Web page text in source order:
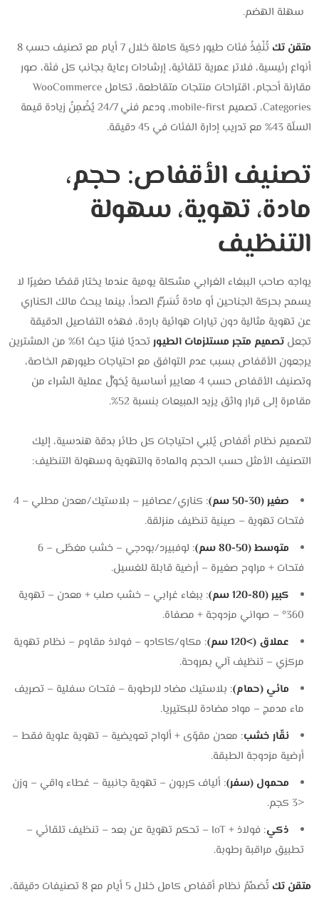
سهلة الهضم.
متقن تك
تُنْفِذُ فئات طيور ذكية كاملة خلال 7 أيام مع تصنيف حسب 8
أنواع رئيسية، فلاتر عمرية تلقائية، إرشادات رعاية بجانب كل فئة، صور
مقارنة أحجام، اقتراحات منتجات متقاطعة، تكامل WooCommerce
Categories، تصميم mobile-first، ودعم فني 24/7 يُضْمِنُ زيادة قيمة
السلّة 43% مع تدريب إدارة الفئات في 45 دقيقة.
تصنيف الأقفاص: حجم،
مادة، تهوية، سهولة
التنظيف
يواجه صاحب الببغاء الغرابي مشكلة يومية عندما يختار قفصًا صغيرًا لا
يسمح بحركة الجناحين أو مادة تُسَرِّعُ الصدأ، بينما يبحث مالك الكناري
عن تهوية مثالية دون تيارات هوائية باردة، فهذه التفاصيل الدقيقة
تجعلتصميم متجر مستلزمات الطيور
تحديًا فنيًا حيث 61% من المشترين
يرجعون الأقفاص بسبب عدم التوافق مع احتياجات طيورهم الخاصة،
وتصنيف الأقفاص حسب 4 معايير أساسية يُحَوِّلُ عملية الشراء من
مقامرة إلى قرار واثق يزيد المبيعات بنسبة 52%.
لتصميم نظام أقفاص يُلبي احتياجات كل طائر بدقة هندسية، إليك
التصنيف الأمثل حسب الحجم والمادة والتهوية وسهولة التنظيف:
صغير (30-50 سم)
: كناري/عصافير – بلاستيك/معدن مطلي – 4
فتحات تهوية – صينية تنظيف منزلقة.
متوسط (50-80 سم)
: لوفبيرد/بودجي – خشب مغطّى – 6
فتحات + مراوح صغيرة – أرضية قابلة للغسيل.
كبير (80-120 سم)
: ببغاء غرابي – خشب صلب + معدن – تهوية
360° – صواني مزدوجة + مصفاة.
عملاق (>120 سم)
: مكاو/كاكادو – فولاذ مقاوم – نظام تهوية
مركزي – تنظيف آلي بمروحة.
مائي (حمام): بلاستيك مضاد للرطوبة – فتحات سفلية – تصريف
ماء مدمج – مواد مضادة للبكتيريا.
نقّار خشب: معدن مقوّى + ألواح تعويضية – تهوية علوية فقط –
أرضية مزدوجة الطبقة.
محمول (سفر): ألياف كربون – تهوية جانبية – غطاء واقي – وزن
<3 كجم.
ذكي
: فولاذ + IoT – تحكم تهوية عن بعد – تنظيف تلقائي –
تطبيق مراقبة رطوبة.
متقن تك
تُصَمِّمُ نظام أقفاص كامل خلال 5 أيام مع 8 تصنيفات دقيقة،